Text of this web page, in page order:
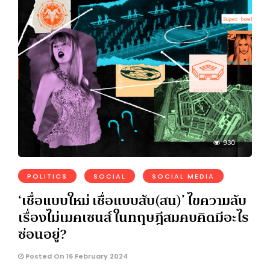
930
POLITICS SOCIAL SOCIAL MEDIA
‘เชื่อแบบใหม่ เชื่อแบบสับ(สน)’ ไขความลับ
เรื่องไม่เมคเซนส์ ในทฤษฎีสมคบคิดมีอะไร
ซ่อนอยู่?
Posted On 16 February 2024